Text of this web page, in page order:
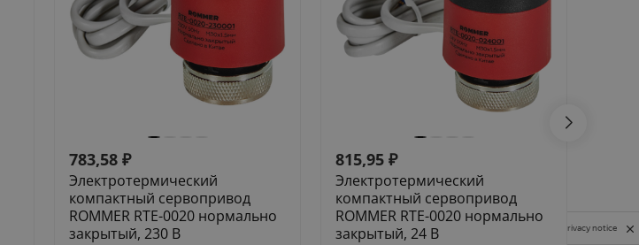
783,58 ₽
Электротермический
компактный сервопривод
ROMMER RTE-0020 нормально
закрытый, 230 В
815,95 ₽
Электротермический
компактный сервопривод
ROMMER RTE-0020 нормально
закрытый, 24 В
Privacy notice